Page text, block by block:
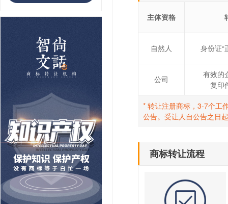
主体资格
自然人 身份证“
公司
有效的
复印
* 转让注册商标，3-7个工
公告。受让人自公告之日
商标转让流程